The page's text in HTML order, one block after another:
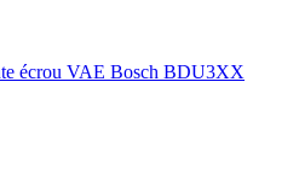
écrou VAE Bosch BDU3XX